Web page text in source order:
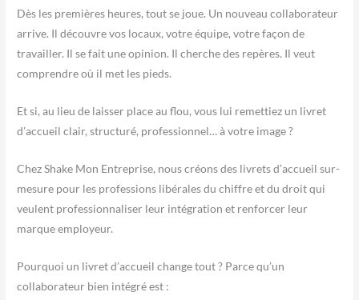
Dès les premières heures, tout se joue. Un nouveau collaborateur
arrive. Il découvre vos locaux, votre équipe, votre façon de
travailler. Il se fait une opinion. Il cherche des repères. Il veut
comprendre où il met les pieds.
Et si, au lieu de laisser place au flou, vous lui remettiez un livret
d’accueil clair, structuré, professionnel… à votre image ?
Chez Shake Mon Entreprise, nous créons des livrets d’accueil sur-
mesure pour les professions libérales du chiffre et du droit qui
veulent professionnaliser leur intégration et renforcer leur
marque employeur.
Pourquoi un livret d’accueil change tout ? Parce qu’un
collaborateur bien intégré est :